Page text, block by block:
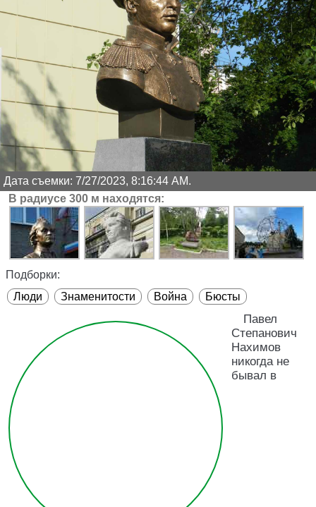
Дата съемки: 7/27/2023, 8:16:44 AM.
В радиусе 300 м находятся:
Подборки:
Люди
Знаменитости Война Бюсты
Павел
Степанович
Нахимов
никогда не
бывал в